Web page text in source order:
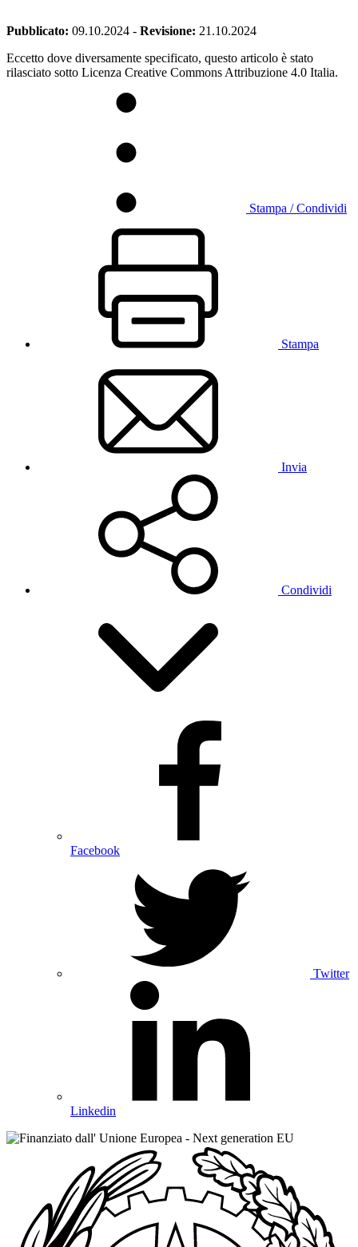
Pubblicato: 09.10.2024 - Revisione: 21.10.2024
Eccetto dove diversamente specificato, questo articolo è stato
rilasciato sotto Licenza Creative Commons Attribuzione 4.0 Italia.
Stampa / Condividi
Stampa
Invia
Condividi
Facebook
Twitter
Linkedin